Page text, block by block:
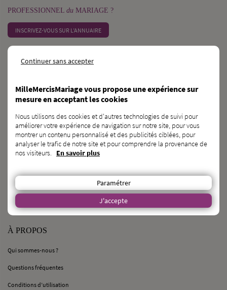
PROFESSIONNEL du MARIAGE ?
INSCRIVEZ-VOUS SUR L’ANNUAIRE
VOUS CONNAISSEZ
CONTACT
MilleMercisMariage - Société M Pour Toujours :
21, Rue Mercière - 69002 Lyon
contact@millemercismariage.com
0 806 110 405 (Service gratuit hors coût opérateur)
LANGUE
À PROPOS
Qui sommes-nous ?
Questions fréquentes
Conditions d’utilisation
Continuer sans accepter
MilleMercisMariage vous propose une expérience sur
mesure en acceptant les cookies
Nous utilisons des cookies et d'autres technologies de suivi pour
améliorer votre expérience de navigation sur notre site, pour vous
montrer un contenu personnalisé et des publicités ciblées, pour
analyser le trafic de notre site et pour comprendre la provenance de
nos visiteurs. En savoir plus
Paramétrer
J'accepte